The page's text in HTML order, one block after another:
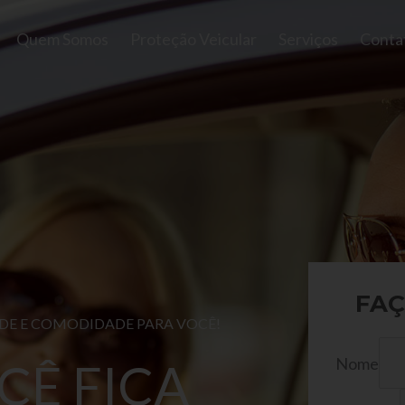
Quem Somos
E COMODIDADE PARA VOCÊ!
FICA
Nome